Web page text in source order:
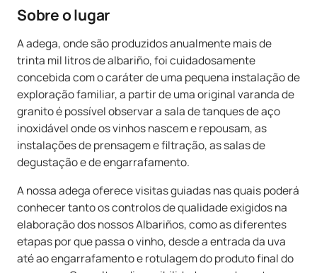
Sobre o lugar
A adega, onde são produzidos anualmente mais de
trinta mil litros de albariño, foi cuidadosamente
concebida com o caráter de uma pequena instalação de
exploração familiar, a partir de uma original varanda de
granito é possível observar a sala de tanques de aço
inoxidável onde os vinhos nascem e repousam, as
instalações de prensagem e filtração, as salas de
degustação e de engarrafamento.
A nossa adega oferece visitas guiadas nas quais poderá
conhecer tanto os controlos de qualidade exigidos na
elaboração dos nossos Albariños, como as diferentes
etapas por que passa o vinho, desde a entrada da uva
até ao engarrafamento e rotulagem do produto final do